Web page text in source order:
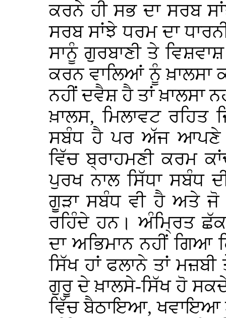
ਕਰਨੇ ਹੀ ਸਭ ਦਾ ਸਰਬ
ਸਰਬ ਸਾਂਝੇ ਧਰਮ ਦਾ
ਸਾਨੂੰ ਗੁਰਬਾਣੀ ਤੇ
ਕਰਨ ਵਾਲਿਆਂ ਨੂੰ ਖ਼ਾਲਸਾ
ਨਹੀਂ ਦਵੈਸ਼ ਹੈ ਤਾਂ ਖ਼ਾਲਸਾ
ਖ਼ਾਲਸ, ਮਿਲਾਵਟ ਰਹਿਤ
ਸਬੰਧ ਹੈ ਪਰ ਅੱਜ ਆਪਣੇ
ਵਿੱਚ ਬ੍ਰਾਹਮਣੀ ਕਰਮ
ਪੁਰਖ ਨਾਲ ਸਿੱਧਾ ਸਬੰਧ
ਗੂੜਾ ਸਬੰਧ ਵੀ ਹੈ ਅਤੇ ਜੋ
ਰਹਿੰਦੇ ਹਨ। ਅੰਮ੍ਰਿਤ ਛੱਕ
ਦਾ ਅਭਿਮਾਨ ਨਹੀਂ ਗਿਆ
ਸਿੱਖ ਹਾਂ ਫਲਾਨੇ ਤਾਂ
ਗੁਰੂ ਦੇ ਖ਼ਾਲਸੇ-ਸਿੱਖ ਹੋ
ਵਿੱਚ ਬੈਠਾਇਆ, ਖਵਾਇਆ